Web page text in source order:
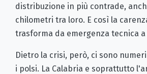
distribuzione in più contrade,
chilometri tra loro. E così la
trasforma da emergenza tecnica
Dietro la crisi, però, ci sono
i polsi. La Calabria e soprattutto